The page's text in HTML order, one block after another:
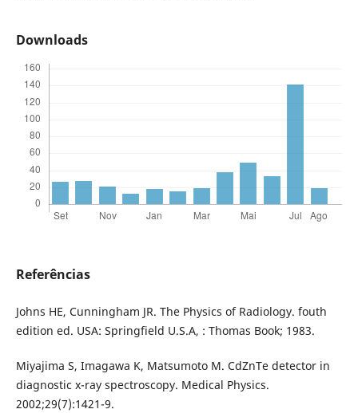
Downloads
Referências
Johns HE, Cunningham JR. The Physics of Radiology. fouth
edition ed. USA: Springfield U.S.A, : Thomas Book; 1983.
Miyajima S, Imagawa K, Matsumoto M. CdZnTe detector in
diagnostic x-ray spectroscopy. Medical Physics.
2002;29(7):1421-9.